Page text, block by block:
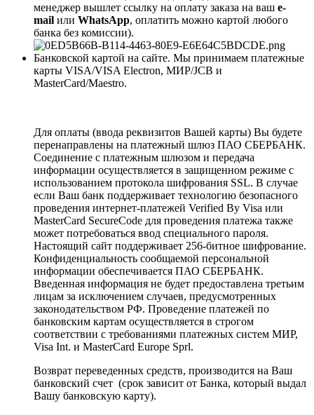
менеджер вышлет ссылку на оплату заказа на ваш e-
mail или WhatsApp, оплатить можно картой любого
банка без комиссии).
Банковской картой на сайте. Мы принимаем платежные
карты VISA/VISA Electron, МИР/JCB и
MasterCard/Maestro.
Для оплаты (ввода реквизитов Вашей карты) Вы будете
перенаправлены на платежный шлюз ПАО СБЕРБАНК.
Соединение с платежным шлюзом и передача
информации осуществляется в защищенном режиме с
использованием протокола шифрования SSL. В случае
если Ваш банк поддерживает технологию безопасного
проведения интернет-платежей Verified By Visa или
MasterCard SecureCode для проведения платежа также
может потребоваться ввод специального пароля.
Настоящий сайт поддерживает 256-битное шифрование.
Конфиденциальность сообщаемой персональной
информации обеспечивается ПАО СБЕРБАНК.
Введенная информация не будет предоставлена третьим
лицам за исключением случаев, предусмотренных
законодательством РФ. Проведение платежей по
банковским картам осуществляется в строгом
соответствии с требованиями платежных систем МИР,
Visa Int. и MasterCard Europe Sprl.
Возврат переведенных средств, производится на Ваш
банковский счет (срок зависит от Банка, который выдал
Вашу банковскую карту).